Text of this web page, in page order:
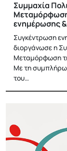
Συμμαχία
ενημέρωσης
Συγκέντρωση
διοργάνωσε η
Μεταμόρφωση
Με τη
του…